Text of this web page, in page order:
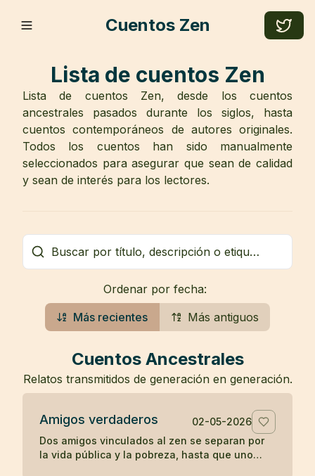
Cuentos Zen
Lista de cuentos Zen
Lista de cuentos Zen, desde los cuentos
ancestrales pasados durante los siglos, hasta
cuentos contemporáneos de autores originales.
Todos los cuentos han sido manualmente
seleccionados para asegurar que sean de calidad
y sean de interés para los lectores.
Ordenar por fecha:
Más recientes
Más antiguos
Cuentos Ancestrales
Relatos transmitidos de generación en generación.
Amigos verdaderos
02-05-2026
Dos amigos vinculados al zen se separan por
la vida pública y la pobreza, hasta que uno